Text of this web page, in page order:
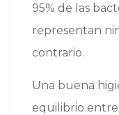
95% de las
representan
contrario.
Una buena
equilibrio entre